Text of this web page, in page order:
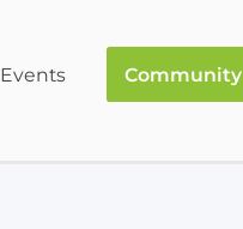
Events Community